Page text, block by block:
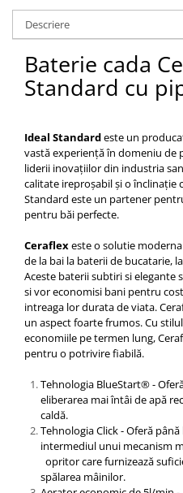
Vase WC stative
Vase WC suspendate
WC pentru persoane cu
Capace
Capace WC softclose
Capace bideuri
Pisoare
Descriere
Baterie cada
Standard cu
Ideal Standardeste un
vastă experiență în domeniu de
liderii inovațiilor din industria
calitate ireproșabil și o înclinație
Standard este un partener
pentru băi perfecte.
Ceraflexeste o solutie
de la bai la baterii de bucatarie,
Aceste baterii subtiri si
si vor economisi bani pentru
intreaga lor durata de viata.
un aspect foarte frumos. Cu
economiile pe termen lung,
pentru o potrivire fiabilă.
Tehnologia BlueStart® -
eliberarea mai întâi de apă
caldă.
Tehnologia Click - Oferă
intermediul unui mecanism
opritor care furnizează
spălarea mâinilor.